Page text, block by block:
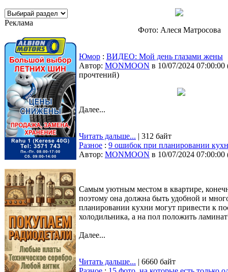
Реклама
Фото: Алеся Матросова
Юмор : ВИДЕО: Мой день глазами жены
Автор: MONMOON в 10/07/2024 07:00:00
прочтений)
Далее...
Читать дальше... | 312 байт
Разное : 9 ошибок при планировании
Автор: MONMOON в 10/07/2024 07:00:00
Самым уютным местом в квартире,
поэтому она должна быть удобной и
планировании кухни могут привести к
холодильника, а на пол положить
Далее...
Читать дальше... | 6660 байт